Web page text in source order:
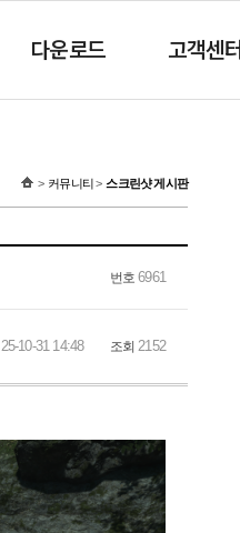
다운로드 고객센터
커뮤니티 스크린샷 게시판
번호 6961
25-10-31 14:48 조회 2152